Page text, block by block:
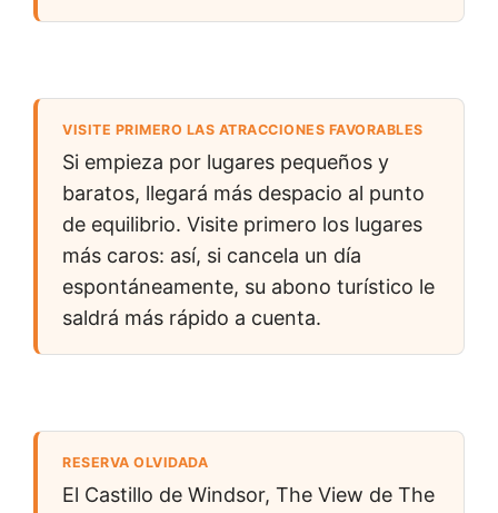
VISITE PRIMERO LAS ATRACCIONES FAVORABLES
Si empieza por lugares pequeños y
baratos, llegará más despacio al punto
de equilibrio. Visite primero los lugares
más caros: así, si cancela un día
espontáneamente, su abono turístico le
saldrá más rápido a cuenta.
RESERVA OLVIDADA
El Castillo de Windsor, The View de The